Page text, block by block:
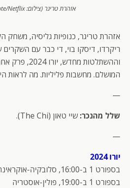
אזהרת טריגר (צילום: Ursula Coyote/Netflix)
ריקרדו, דיסקו בוי, די כבר עם השקרים
וההשתלטות מחדש,
המושלם. מחשבות פליליות. מה לראות
—
שלל מהנכר: שיי טאון (The Chi).
—
יורו 2024
בספורט 1 ב-16:00, סלובקיה-אוקראינה
בספורט 1 ב-19:00, פולין-אוסטריה